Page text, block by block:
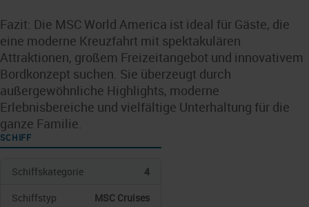
Fazit: Die MSC World America ist ideal für Gäste, die
eine moderne Kreuzfahrt mit spektakulären
Attraktionen, großem Freizeitangebot und innovativem
Bordkonzept suchen. Sie überzeugt durch
außergewöhnliche Highlights, moderne
Erlebnisbereiche und vielfältige Unterhaltung für die
ganze Familie.
SCHIFF
Schiffskategorie
4
Schiffstyp
MSC Cruises